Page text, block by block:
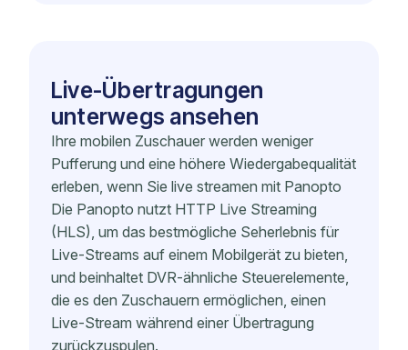
Live-Übertragungen
unterwegs ansehen
Ihre mobilen Zuschauer werden weniger
Pufferung und eine höhere Wiedergabequalität
erleben, wenn Sie live streamen mit Panopto
Die Panopto nutzt HTTP Live Streaming
(HLS), um das bestmögliche Seherlebnis für
Live-Streams auf einem Mobilgerät zu bieten,
und beinhaltet DVR-ähnliche Steuerelemente,
die es den Zuschauern ermöglichen, einen
Live-Stream während einer Übertragung
zurückzuspulen.